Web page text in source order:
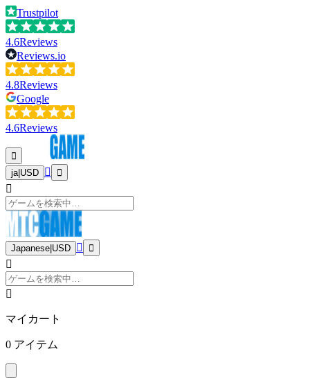
Trustpilot
4.6Reviews
Reviews.io
4.8Reviews
Google
4.6Reviews
ja| USD
Japanese USD
マイカート
0 アイテム